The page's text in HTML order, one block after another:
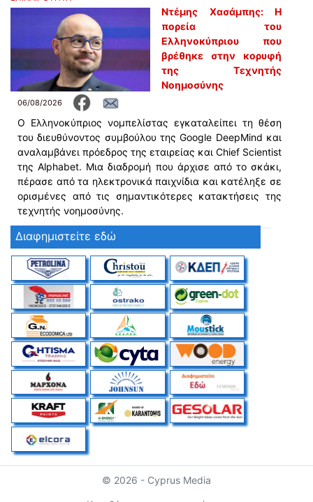
Ντέμης Χασάμπης: Η
πορεία του
Ελληνοκύπριου που
βρέθηκε στην κορυφή
της Τεχνητής
Νοημοσύνης
06/08/2026
Ο Ελληνοκύπριος νομπελίστας εγκαταλείπει τη θέση
του διευθύνοντος συμβούλου της Google DeepMind και
αναλαμβάνει πρόεδρος της εταιρείας και Chief Scientist
της Alphabet. Μια διαδρομή που άρχισε από το σκάκι,
πέρασε από τα ηλεκτρονικά παιχνίδια και κατέληξε σε
ορισμένες από τις σημαντικότερες κατακτήσεις της
τεχνητής νοημοσύνης.
Διαφημιστείτε εδώ
© 2026 - Cyprus Media